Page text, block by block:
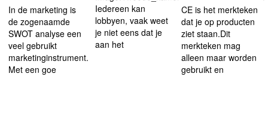
In de marketing is
de zogenaamde
SWOT analyse een
veel gebruikt
marketinginstrument.
Met een goe
Iedereen kan
lobbyen, vaak weet
je niet eens dat je
aan het
CE is het merkteken
dat je op producten
ziet staan.Dit
merkteken mag
alleen maar worden
gebruikt en